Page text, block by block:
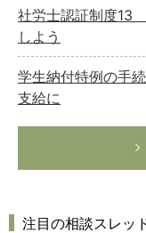
社労士認証制度13
しよう
学生納付特例の手
支給に
注目の相談スレッ